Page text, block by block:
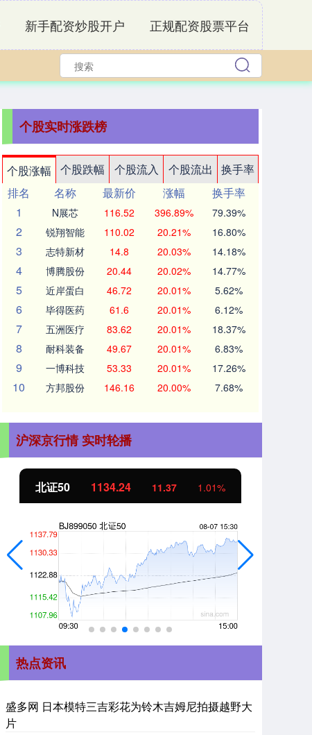
新手配资炒股开户 正规配资股票平台
个股实时涨跌榜
个股涨幅 个股跌幅 个股流入 个股流出
换手率
排名
名称 最新价 涨幅
换手率
1
N展芯 116.52 396.89% 79.39%
2 锐翔智能 110.02 20.21% 16.80%
3 志特新材 14.8 20.03% 14.18%
4 博腾股份 20.44 20.02% 14.77%
5 近岸蛋白 46.72 20.01% 5.62%
6 毕得医药 61.6 20.01% 6.12%
7 五洲医疗 83.62 20.01% 18.37%
8 耐科装备 49.67 20.01% 6.83%
9 一博科技 53.33 20.01% 17.26%
10 方邦股份 146.16 20.00% 7.68%
沪深京行情 实时轮播
北证50 1134.24 11.37 1.01%
热点资讯
盛多网 日本模特三吉彩花为铃木吉姆尼拍摄越野大
片